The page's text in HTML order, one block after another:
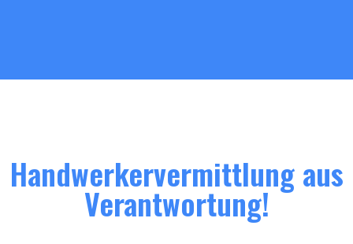
Handwerkervermittlung aus
Verantwortung!